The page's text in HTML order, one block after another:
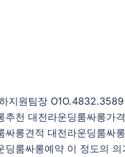
지원팀장
추천 대전라운딩룸싸롱가
싸롱견적 대전라운딩룸싸
딩룸싸롱예약 이 정도의 의